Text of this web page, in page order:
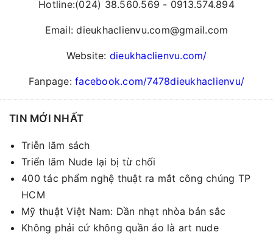
Hotline:(024) 38.560.569 - 0913.574.894
Email: dieukhaclienvu.com@gmail.com
Website: dieukhaclienvu.com/
Fanpage:facebook.com/7478dieukhaclienvu/
TIN MỚI NHẤT
Triễn lãm sách
Triển lãm Nude lại bị từ chối
400 tác phẩm nghệ thuật ra mắt công chúng TP
HCM
Mỹ thuật Việt Nam: Dần nhạt nhòa bản sắc
Không phải cứ không quần áo là art nude